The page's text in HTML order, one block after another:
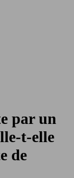
par un
t-elle
de